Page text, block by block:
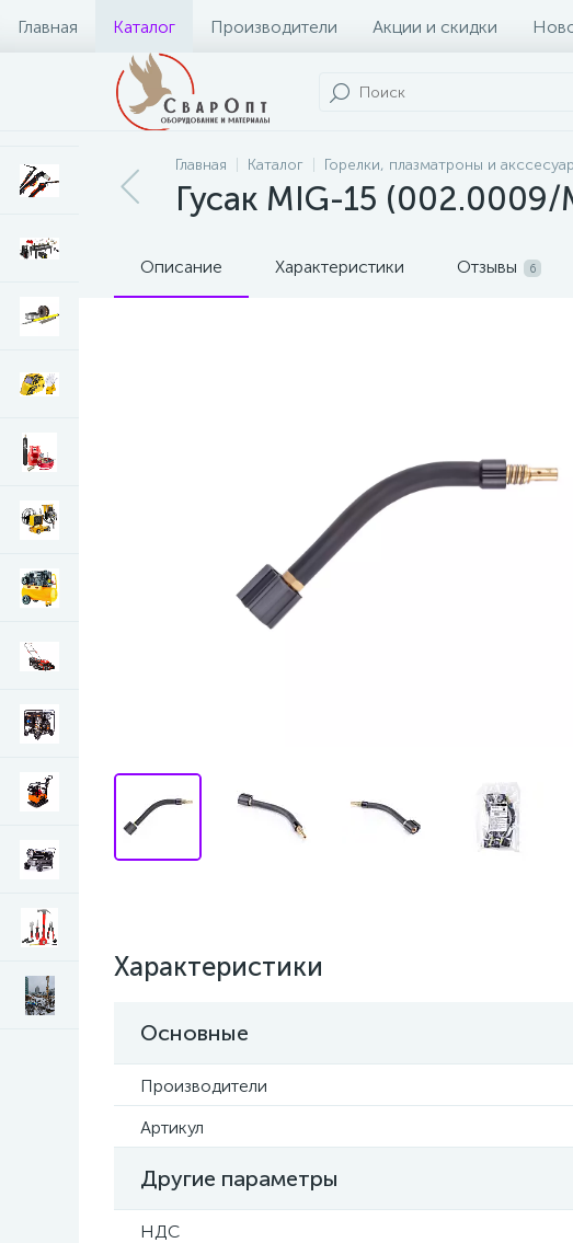
Главная Каталог Производители Акции и скидки
Главная Каталог Горелки, плазматроны и
Гусак MIG-15 (002.0009/
Описание Характеристики Отзывы 6
Характеристики
Основные
Производители
Артикул
Другие параметры
НДС